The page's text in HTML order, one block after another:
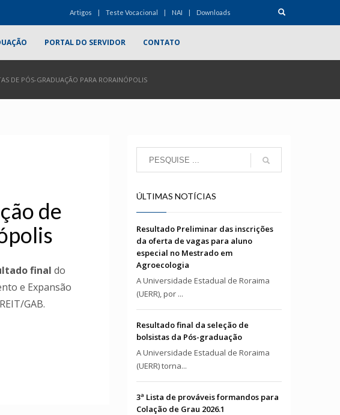
Artigos Teste Vocacional NAI Downloads
PORTAL DO SERVIDOR CONTATO
DE PÓS-GRADUAÇÃO PARA RORAINÓPOLIS
de
final do
e Expansão
GAB.
ÚLTIMAS NOTÍCIAS
Resultado Preliminar das inscrições
da oferta de vagas para aluno
especial no Mestrado em
Agroecologia
A Universidade Estadual de Roraima
(UERR), por ...
Resultado final da seleção de
bolsistas da Pós-graduação
A Universidade Estadual de Roraima
(UERR) torna...
3ª Lista de prováveis formandos para
Colação de Grau 2026.1